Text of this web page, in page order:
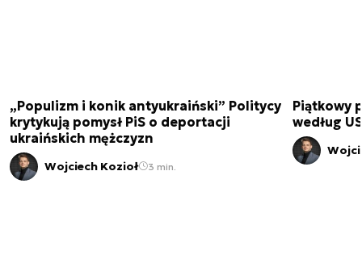
„Populizm i konik antyukraiński” Politycy
krytykują pomysł PiS o deportacji
ukraińskich mężczyzn
Wojciech Kozioł 3 min.
Piątkowy
według